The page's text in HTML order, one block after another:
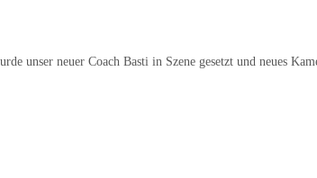
unser neuer Coach Basti in Szene gesetzt und neues